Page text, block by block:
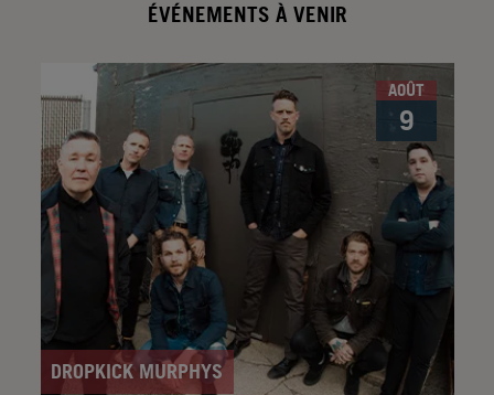
ÉVÉNEMENTS À VENIR
DROPKICK MURPHYS
AOÛT
9